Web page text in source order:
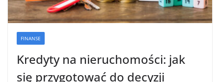
FINANSE
Kredyty na nieruchomości: jak
się przygotować do decyzji